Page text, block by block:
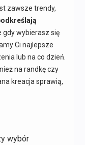
zawsze trendy,
wybierasz się
Ci najlepsze
lub na co dzień.
na randkę czy
kreacja sprawią,
wybór